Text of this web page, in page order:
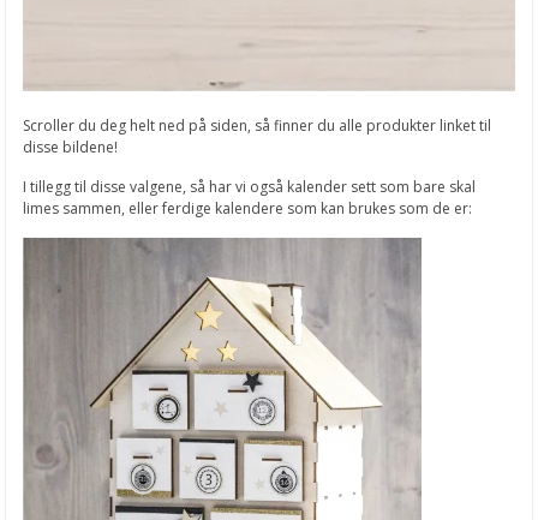
Scroller du deg helt ned på siden, så finner du alle produkter linket til
disse bildene!
I tillegg til disse valgene, så har vi også kalender sett som bare skal
limes sammen, eller ferdige kalendere som kan brukes som de er: